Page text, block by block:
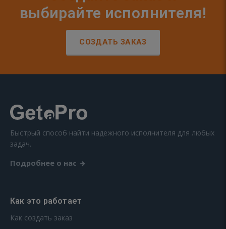
выбирайте исполнителя!
СОЗДАТЬ ЗАКАЗ
Быстрый способ найти надежного исполнителя для любых
задач.
Подробнее о нас
Как это работает
Как создать заказ